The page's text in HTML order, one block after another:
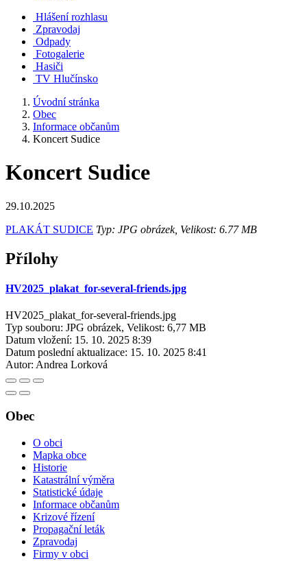
Hlášení rozhlasu
Zpravodaj
Odpady
Fotogalerie
Hasiči
TV Hlučínsko
Úvodní stránka
Obec
Informace občanům
Koncert Sudice
Koncert Sudice
29.10.2025
PLAKÁT SUDICE Typ: JPG obrázek, Velikost: 6.77 MB
Přílohy
HV2025_plakat_for-several-friends.jpg
HV2025_plakat_for-several-friends.jpg
Typ souboru: JPG obrázek, Velikost: 6,77 MB
Datum vložení: 15. 10. 2025 8:39
Datum poslední aktualizace: 15. 10. 2025 8:41
Autor: Andrea Lorková
Obec
O obci
Mapka obce
Historie
Katastrální výměra
Statistické údaje
Informace občanům
Krizové řízení
Propagační leták
Zpravodaj
Firmy v obci